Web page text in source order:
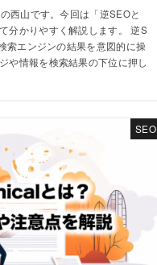
西山です。今回は「逆SEOと
分かりやすく解説します。 逆S
索エンジンの結果を意図的に操
や情報を検索結果の下位に押し
SEO